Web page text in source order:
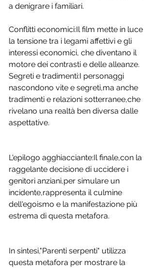
a denigrare i familiari.
Conflitti economici:Il film mette in luce
la tensione tra i legami affettivi e gli
interessi economici, che diventano il
motore dei contrasti e delle alleanze.
Segreti e tradimenti:I personaggi
nascondono vite e segreti,ma anche
tradimenti e relazioni sotterranee,che
rivelano una realtà ben diversa dalle
aspettative.
L'epilogo agghiacciante:Il finale,con la
raggelante decisione di uccidere i
genitori anziani,per simulare un
incidente,rappresenta il culmine
dell'egoismo e la manifestazione più
estrema di questa metafora.
In sintesi,"Parenti serpenti" utilizza
questa metafora per mostrare la